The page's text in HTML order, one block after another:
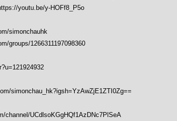
youtu.be/y-HOFf8_P5o
simonchauhk
groups/1266311197098360
simonchau_hk?igsh=YzAwZjE1ZTI0Zg==
channel/UCdlsoKGgHQf1AzDNc7PlSeA